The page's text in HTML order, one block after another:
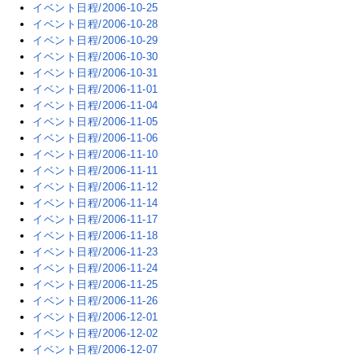
イベント日程/2006-10-25
イベント日程/2006-10-28
イベント日程/2006-10-29
イベント日程/2006-10-30
イベント日程/2006-10-31
イベント日程/2006-11-01
イベント日程/2006-11-04
イベント日程/2006-11-05
イベント日程/2006-11-06
イベント日程/2006-11-10
イベント日程/2006-11-11
イベント日程/2006-11-12
イベント日程/2006-11-14
イベント日程/2006-11-17
イベント日程/2006-11-18
イベント日程/2006-11-23
イベント日程/2006-11-24
イベント日程/2006-11-25
イベント日程/2006-11-26
イベント日程/2006-12-01
イベント日程/2006-12-02
イベント日程/2006-12-07